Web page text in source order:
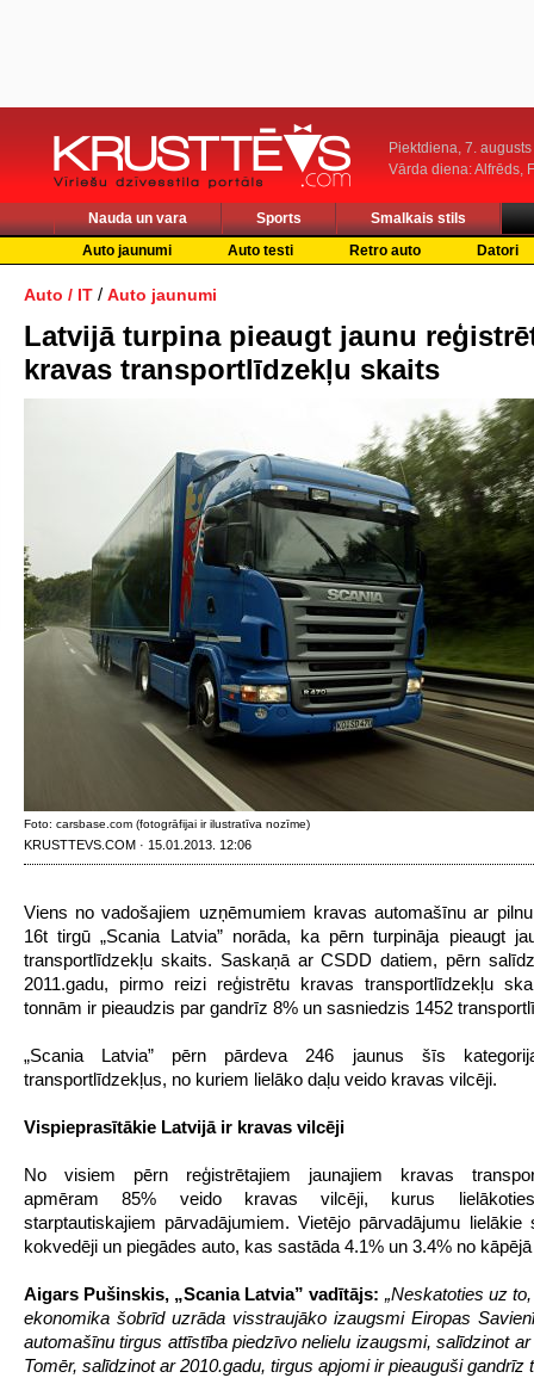
Piektdiena, 7. augusts
Vārda diena: Alfrēds,
Nauda un vara Sports
Smalkais stils
Auto jaunumi
Auto testi Retro auto Datori
Auto / IT / Auto jaunumi
Latvijā turpina pieaugt jaunu
kravas transportlīdzekļu skaits
Foto: carsbase.com (fotogrāfijai ir ilustratīva nozīme)
KRUSTTEVS.COM · 15.01.2013. 12:06
Viens no vadošajiem uzņēmumiem kravas automašīnu ar
16t tirgū „Scania Latvia” norāda, ka pērn turpināja pieaugt
transportlīdzekļu skaits. Saskaņā ar CSDD datiem, pērn
2011.gadu, pirmo reizi reģistrētu kravas transportlīdzekļu
tonnām ir pieaudzis par gandrīz 8% un sasniedzis 1452
„Scania Latvia” pērn pārdeva 246 jaunus šīs
transportlīdzekļus, no kuriem lielāko daļu veido kravas vilcēji.
Vispieprasītākie Latvijā ir kravas vilcēji
No visiem pērn reģistrētajiem jaunajiem kravas
apmēram 85% veido kravas vilcēji, kurus
starptautiskajiem pārvadājumiem. Vietējo pārvadājumu lielākie
kokvedēji un piegādes auto, kas sastāda 4.1% un 3.4% no
Aigars Pušinskis, „Scania Latvia” vadītājs: „Neskatoties uz
ekonomika šobrīd uzrāda visstraujāko izaugsmi Eiropas
automašīnu tirgus attīstība piedzīvo nelielu izaugsmi, salīdzinot ar
Tomēr, salīdzinot ar 2010.gadu, tirgus apjomi ir pieauguši gandrīz